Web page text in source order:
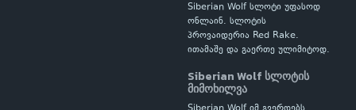
Siberian Wolf სლოტი უფასოდ
ონლაინ. სლოტის
პროვაიდერია Red Rake.
ითამაშე და გაერთე ულიმიტოდ.
Siberian Wolf სლოტის
მიმოხილვა